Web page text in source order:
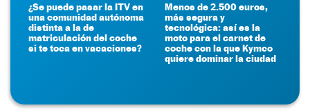
¿Se puede pasar la ITV en
una comunidad autónoma
distinta a la de
matriculación del coche
si te toca en vacaciones?
Menos de 2.500 euros,
más segura y
tecnológica: así es la
moto para el carnet de
coche con la que Kymco
quiere dominar la ciudad